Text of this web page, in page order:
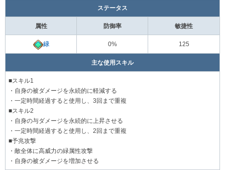
ステータス
属性 防御率 敏捷性
緑 0% 125
主な使用スキル
■スキル1
・自身の被ダメージを永続的に軽減する
・一定時間経過すると使用し、3回まで重複
■スキル2
・自身の与ダメージを永続的に上昇させる
・一定時間経過すると使用し、2回まで重複
■予兆攻撃
・敵全体に高威力の緑属性攻撃
・自身の被ダメージを増加させる